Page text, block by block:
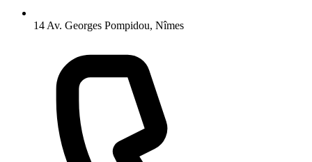
14 Av. Georges Pompidou, Nîmes